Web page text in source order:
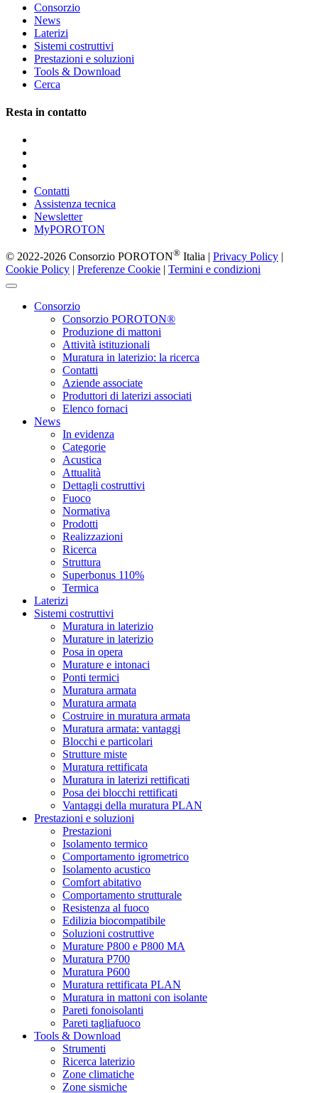
Consorzio
News
Laterizi
Sistemi costruttivi
Prestazioni e soluzioni
Tools & Download
Cerca
Resta in contatto
Contatti
Assistenza tecnica
Newsletter
MyPOROTON
© 2022-2026 Consorzio POROTON® Italia | Privacy Policy
Cookie Policy
Preferenze Cookie Termini e condizioni
Consorzio
Consorzio POROTON®
Produzione di mattoni
Attività istituzionali
Muratura in laterizio: la ricerca
Contatti
Aziende associate
Produttori di laterizi associati
Elenco fornaci
News
In evidenza
Categorie
Acustica
Attualità
Dettagli costruttivi
Fuoco
Normativa
Prodotti
Realizzazioni
Ricerca
Struttura
Superbonus 110%
Termica
Laterizi
Sistemi costruttivi
Muratura in laterizio
Murature in laterizio
Posa in opera
Murature e intonaci
Ponti termici
Muratura armata
Muratura armata
Costruire in muratura armata
Muratura armata: vantaggi
Blocchi e particolari
Strutture miste
Muratura rettificata
Muratura in laterizi rettificati
Posa dei blocchi rettificati
Vantaggi della muratura PLAN
Prestazioni e soluzioni
Prestazioni
Isolamento termico
Comportamento igrometrico
Isolamento acustico
Comfort abitativo
Comportamento strutturale
Resistenza al fuoco
Edilizia biocompatibile
Soluzioni costruttive
Murature P800 e P800 MA
Muratura P700
Muratura P600
Muratura rettificata PLAN
Muratura in mattoni con isolante
Pareti fonoisolanti
Pareti tagliafuoco
Tools & Download
Strumenti
Ricerca laterizio
Zone climatiche
Zone sismiche